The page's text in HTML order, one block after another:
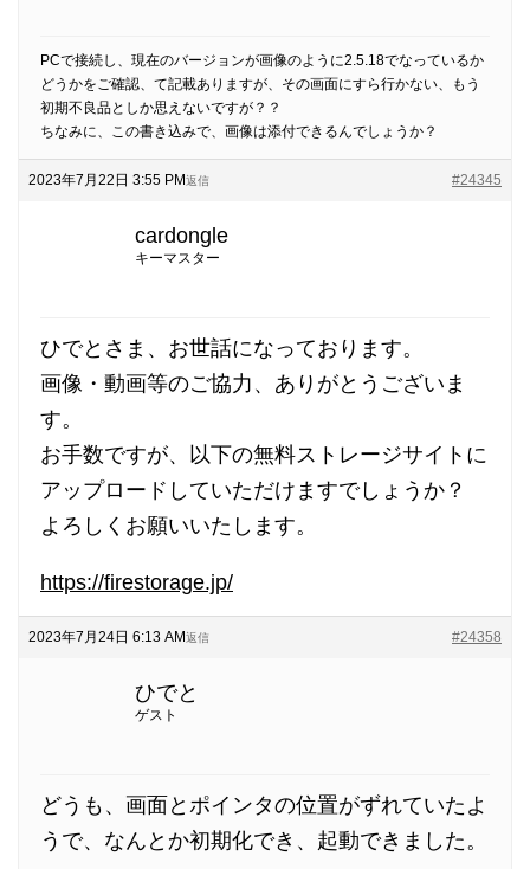
PCで接続し、現在のバージョンが画像のように2.5.18でなっているか
どうかをご確認、て記載ありますが、その画面にすら行かない、もう
初期不良品としか思えないですが？？
ちなみに、この書き込みで、画像は添付できるんでしょうか？
2023年7月22日 3:55 PM #24345
返信
cardongle
キーマスター
ひでとさま、お世話になっております。
画像・動画等のご協力、ありがとうございま
す。
お手数ですが、以下の無料ストレージサイトに
アップロードしていただけますでしょうか？
よろしくお願いいたします。
https://firestorage.jp/
2023年7月24日 6:13 AM #24358
返信
ひでと
ゲスト
どうも、画面とポインタの位置がずれていたよ
うで、なんとか初期化でき、起動できました。